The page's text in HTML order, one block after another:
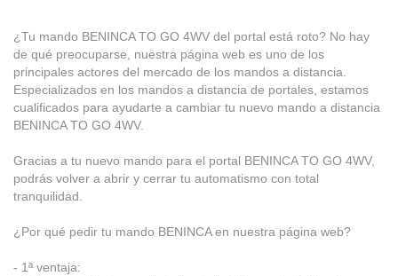
¿Tu mando BENINCA TO GO 4WV del portal está roto? No hay
de qué preocuparse, nuestra página web es uno de los
principales actores del mercado de los mandos a distancia.
Especializados en los mandos a distancia de portales, estamos
cualificados para ayudarte a cambiar tu nuevo mando a distancia
BENINCA TO GO 4WV.
Gracias a tu nuevo mando para el portal BENINCA TO GO 4WV,
podrás volver a abrir y cerrar tu automatismo con total
tranquilidad.
¿Por qué pedir tu mando BENINCA en nuestra página web?
- 1ª ventaja: